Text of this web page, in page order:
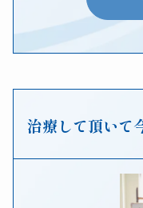
治療して頂いて